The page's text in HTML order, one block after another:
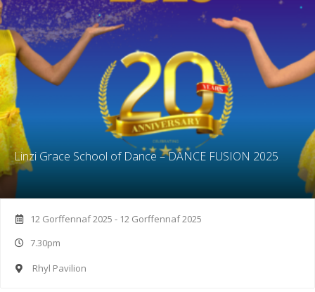
Linzi Grace School of Dance – DANCE FUSION 2025
12 Gorffennaf 2025 - 12 Gorffennaf 2025
7.30pm
Rhyl Pavilion